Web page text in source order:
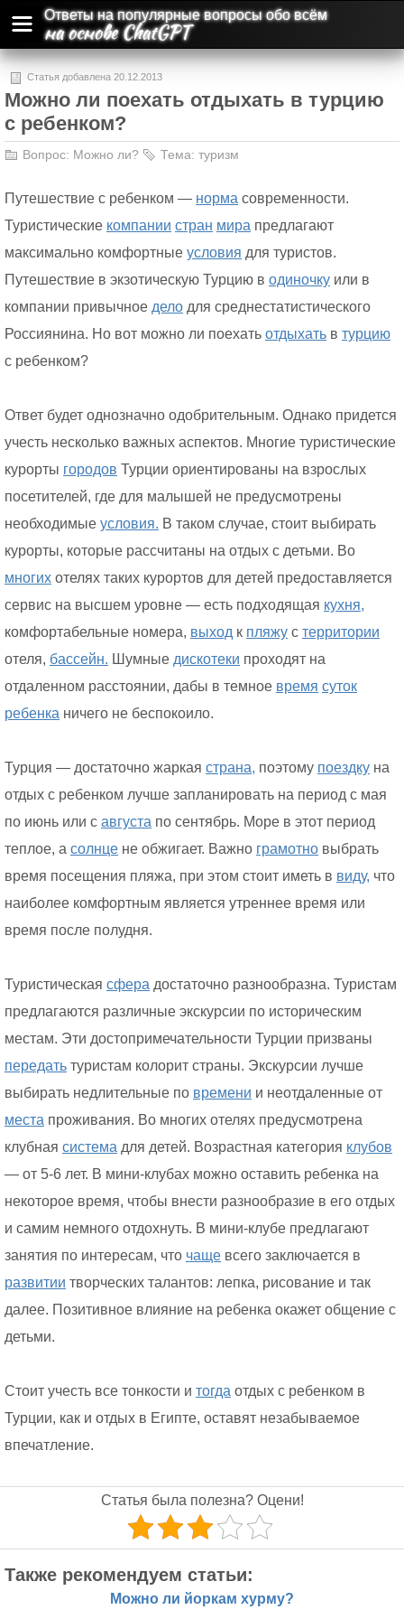
Ответы на популярные вопросы обо всём
на основе ChatGPT
Статья добавлена 20.12.2013
Можно ли поехать отдыхать в турцию
с ребенком?
Вопрос: Можно ли? Тема: туризм
Путешествие с ребенком — норма современности.
Туристические компании стран мира предлагают
максимально комфортные условия для туристов.
Путешествие в экзотическую Турцию в одиночку или в
компании привычное дело для среднестатистического
Россиянина. Но вот можно ли поехать отдыхать в турцию
с ребенком?
Ответ будет однозначно одобрительным. Однако придется
учесть несколько важных аспектов. Многие туристические
курорты городов Турции ориентированы на взрослых
посетителей, где для малышей не предусмотрены
необходимые условия. В таком случае, стоит выбирать
курорты, которые рассчитаны на отдых с детьми. Во
многих отелях таких курортов для детей предоставляется
сервис на высшем уровне — есть подходящая кухня,
комфортабельные номера, выход к пляжу с территории
отеля, бассейн. Шумные дискотеки проходят на
отдаленном расстоянии, дабы в темное время суток
ребенка ничего не беспокоило.
Турция — достаточно жаркая страна, поэтому поездку на
отдых с ребенком лучше запланировать на период с мая
по июнь или с августа по сентябрь. Море в этот период
теплое, а солнце не обжигает. Важно грамотно выбрать
время посещения пляжа, при этом стоит иметь в виду, что
наиболее комфортным является утреннее время или
время после полудня.
Туристическая сфера достаточно разнообразна. Туристам
предлагаются различные экскурсии по историческим
местам. Эти достопримечательности Турции призваны
передать туристам колорит страны. Экскурсии лучше
выбирать недлительные по времени и неотдаленные от
места проживания. Во многих отелях предусмотрена
клубная система для детей. Возрастная категория клубов
— от 5-6 лет. В мини-клубах можно оставить ребенка на
некоторое время, чтобы внести разнообразие в его отдых
и самим немного отдохнуть. В мини-клубе предлагают
занятия по интересам, что чаще всего заключается в
развитии творческих талантов: лепка, рисование и так
далее. Позитивное влияние на ребенка окажет общение с
детьми.
Стоит учесть все тонкости и тогда отдых с ребенком в
Турции, как и отдых в Египте, оставят незабываемое
впечатление.
Статья была полезна? Оцени!
Также рекомендуем статьи:
Можно ли йоркам хурму?